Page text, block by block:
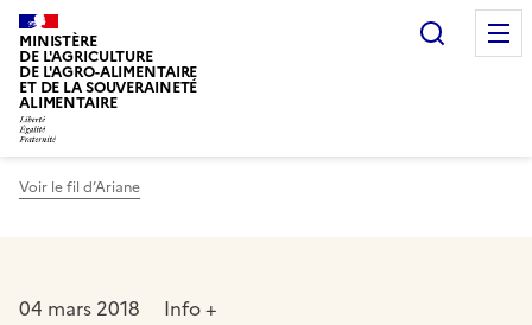
MINISTÈRE
DE L'AGRICULTURE
DE L'AGRO-ALIMENTAIRE
ET DE LA SOUVERAINETÉ
ALIMENTAIRE
Voir le fil d’Ariane
04 mars 2018 Info +